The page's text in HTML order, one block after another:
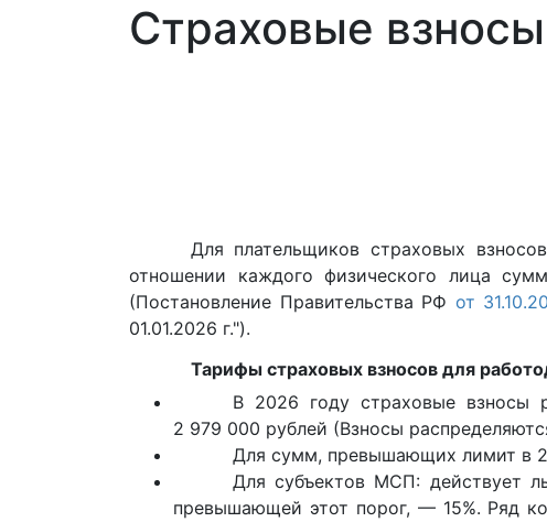
Страховые
Для плательщиков страховых
отношении каждого физического лица
(Постановление Правительства РФ от
01.01.2026 г.").
Тарифы страховых взносов для
В 2026 году страховые взносы
2 979 000 рублей (Взносы
Для сумм, превышающих лимит в 2
Для субъектов МСП: действует
превышающей этот порог, — 15%. Ряд